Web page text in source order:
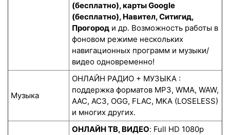
(бесплатно), карты Google
(бесплатно), Навител, Ситигид,
Прогород и др. Возможность работы в
фоновом режиме нескольких
навигационных программ и музыки/
видео одновременно!
Музыка
ОНЛАЙН РАДИО + МУЗЫКА :
поддержка форматов MP3, WMA, WAW,
AAC, AC3, OGG, FLAC, MKA (LOSELESS)
и многих других.
ОНЛАЙН ТВ, ВИДЕО: Full HD 1080p